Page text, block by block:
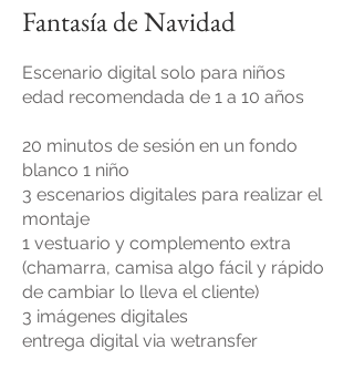
Escenario digital solo para niños
edad recomendada de 1 a 10 años
20 minutos de sesión en un fondo
blanco 1 niño
3 escenarios digitales para realizar el
montaje
1 vestuario y complemento extra
(chamarra, camisa algo fácil y rápido
de cambiar lo lleva el cliente)
3 imágenes digitales
entrega digital via wetransfer
Fantasía de Navidad